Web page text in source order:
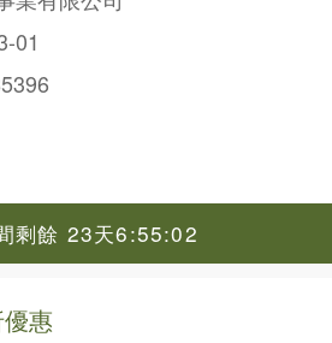
01
剩餘 23天6:55:01
惠